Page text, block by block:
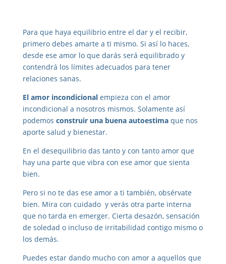
Para que haya equilibrio entre el dar y el recibir,
primero debes amarte a ti mismo. Si así lo haces,
desde ese amor lo que darás será equilibrado y
contendrá los límites adecuados para tener
relaciones sanas.
El amor incondicionalempieza con el amor
incondicional a nosotros mismos. Solamente así
podemos construir una buena autoestima que nos
aporte salud y bienestar.
En el desequilibrio das tanto y con tanto amor que
hay una parte que vibra con ese amor que sienta
bien.
Pero si no te das ese amor a ti también, obsérvate
bien. Mira con cuidado y verás otra parte interna
que no tarda en emerger. Cierta desazón, sensación
de soledad o incluso de irritabilidad contigo mismo o
los demás.
Puedes estar dando mucho con amor a aquellos que